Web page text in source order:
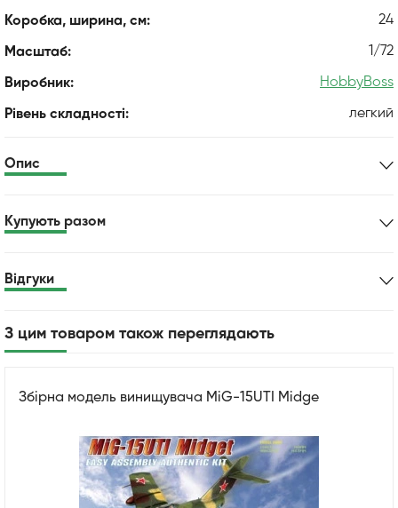
Коробка, ширина, см: 24
Масштаб: 1/72
Виробник: HobbyBoss
Рівень складності: легкий
Опис
Купують разом
Відгуки
З цим товаром також переглядають
Збірна модель винищувача MiG-15UTI Midge